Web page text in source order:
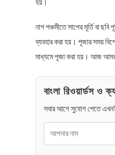
হয়।
নাগ পঞ্চমীতে সাপের মূর্তি বা
ব্যবহার করা হয়। পূজার সময়
মাধ্যমে পূজা করা হয়। আজ আমরা
বাংলা রিওয়ার্ডস ও
সবার আগে সুযোগ পেতে